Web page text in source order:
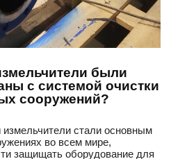
были
с системой очистки
сооружений?
измельчители стали основным
во всем мире,
защищать оборудование для